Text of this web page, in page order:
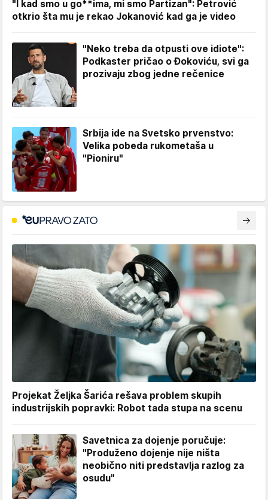
"I kad smo u go**ima, mi smo Partizan": Petrović
otkrio šta mu je rekao Jokanović kad ga je video
"Neko treba da otpusti ove idiote":
Podkaster pričao o Đokoviću, svi ga
prozivaju zbog jedne rečenice
Srbija ide na Svetsko prvenstvo:
Velika pobeda rukometaša u
"Pioniru"
Projekat Željka Šarića rešava problem skupih
industrijskih popravki: Robot tada stupa na scenu
Savetnica za dojenje poručuje:
"Produženo dojenje nije ništa
neobično niti predstavlja razlog za
osudu"